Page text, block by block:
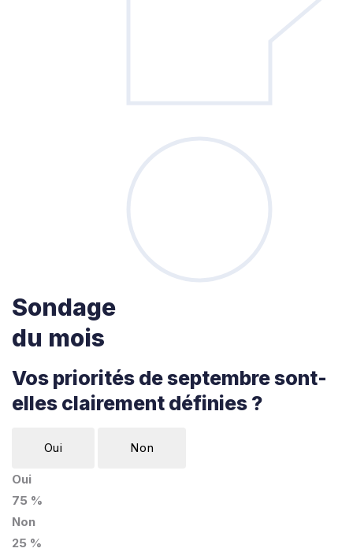
Sondage
du mois
Vos priorités de septembre sont-
elles clairement définies ?
Oui Non
Oui
75 %
Non
25 %